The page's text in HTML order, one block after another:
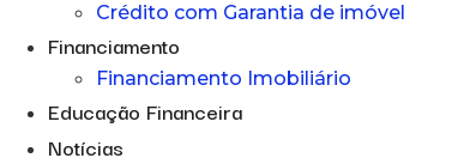
Crédito com Garantia de imóvel
Financiamento
Financiamento Imobiliário
Educação Financeira
Notícias